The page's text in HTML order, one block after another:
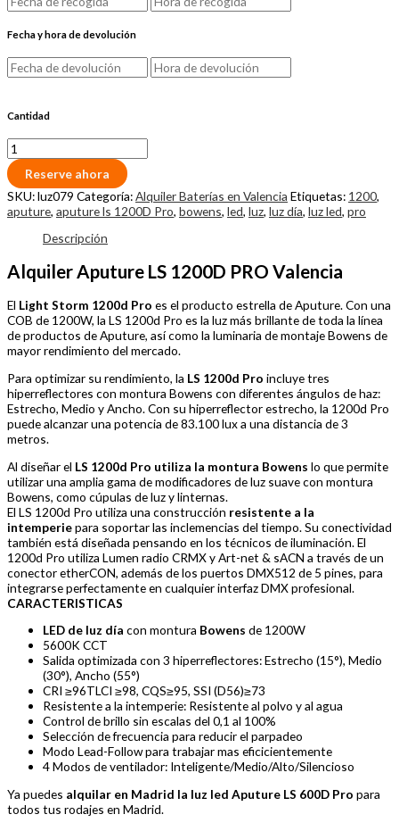
Fecha y hora de devolución
Cantidad
Reserve ahora
SKU:luz079 Categoría:Alquiler Baterías en Valencia Etiquetas: 1200,
aputure, aputure ls 1200D Pro, bowens, led, luz, luz día, luz led, pro
Descripción
Alquiler Aputure LS 1200D PRO Valencia
El Light Storm 1200d Pro es el producto estrella de Aputure. Con una
COB de 1200W, la LS 1200d Pro es la luz más brillante de toda la línea
de productos de Aputure, así como la luminaria de montaje Bowens de
mayor rendimiento del mercado.
Para optimizar su rendimiento, la LS 1200d Pro incluye tres
hiperreflectores con montura Bowens con diferentes ángulos de haz:
Estrecho, Medio y Ancho. Con su hiperreflector estrecho, la 1200d Pro
puede alcanzar una potencia de 83.100 lux a una distancia de 3
metros.
Al diseñar el LS 1200d Pro utiliza la montura Bowens lo que permite
utilizar una amplia gama de modificadores de luz suave con montura
Bowens, como cúpulas de luz y linternas.
El LS 1200d Pro utiliza una construcción resistente a la
intemperiepara soportar las inclemencias del tiempo. Su conectividad
también está diseñada pensando en los técnicos de iluminación. El
1200d Pro utiliza Lumen radio CRMX y Art-net & sACN a través de un
conector etherCON, además de los puertos DMX512 de 5 pines, para
integrarse perfectamente en cualquier interfaz DMX profesional.
CARACTERISTICAS
LED de luz día con montura Bowens de 1200W
5600K CCT
Salida optimizada con 3 hiperreflectores: Estrecho (15°), Medio
(30°), Ancho (55°)
CRI ≥96TLCI ≥98, CQS≥95, SSI (D56)≥73
Resistente a la intemperie: Resistente al polvo y al agua
Control de brillo sin escalas del 0,1 al 100%
Selección de frecuencia para reducir el parpadeo
Modo Lead-Follow para trabajar mas eficicientemente
4 Modos de ventilador: Inteligente/Medio/Alto/Silencioso
Ya puedes alquilar en Madrid la luz led Aputure LS 600D Pro para
todos tus rodajes en Madrid.